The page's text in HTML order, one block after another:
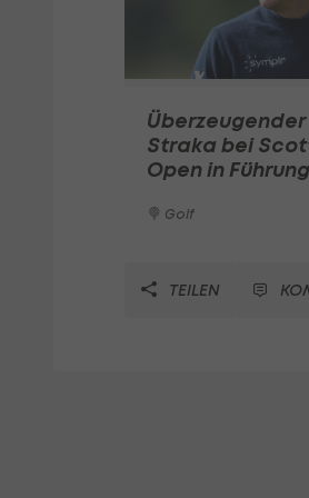
Überzeugender
Straka bei
Open in Führung
Golf
TEILEN